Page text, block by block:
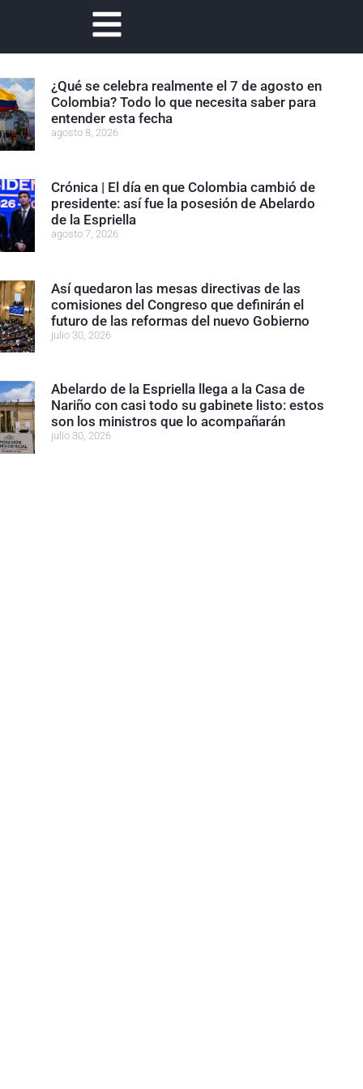
¿Qué se celebra realmente el 7 de agosto en
Colombia? Todo lo que necesita saber para
entender esta fecha
agosto 8, 2026
Crónica | El día en que Colombia cambió de
presidente: así fue la posesión de Abelardo
de la Espriella
agosto 7, 2026
Así quedaron las mesas directivas de las
comisiones del Congreso que definirán el
futuro de las reformas del nuevo Gobierno
julio 30, 2026
Abelardo de la Espriella llega a la Casa de
Nariño con casi todo su gabinete listo: estos
son los ministros que lo acompañarán
julio 30, 2026